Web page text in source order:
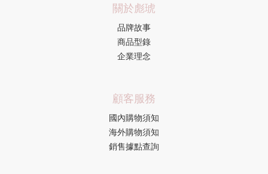
關於彪琥
品牌故事
商品型錄
企業理念
顧客服務
國內購物須知
海外購物須知
銷售據點查詢